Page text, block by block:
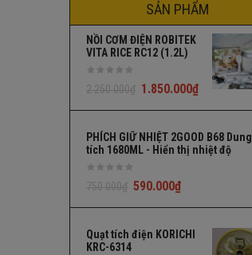
SẢN PHẨM
NỒI CƠM ĐIỆN ROBITEK
VITA RICE RC12 (1.2L)
2.250.000₫ 1.850.000₫
PHÍCH GIỮ NHIỆT 2GOOD B68 Dung
tích 1680ML - Hiển thị nhiệt độ
750.000₫ 590.000₫
Quạt tích điện KORICHI
KRC-6314